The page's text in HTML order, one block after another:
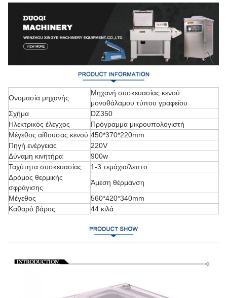
Ονομασία μηχανής
Μηχανή συσκευασίας κενού
μονοθάλαμου τύπου γραφείου
Σχήμα
DZ350
Ηλεκτρικός έλεγχος
Πρόγραμμα μικρουπολογιστή
Μέγεθος αίθουσας κενού 450*370*220mm
Πηγή ενέργειας
220V
Δύναμη κινητήρα
900w
Ταχύτητα συσκευασίας
1-3 τεμάχια/λεπτο
Δρόμος θερμικής
σφράγισης
Άμεση θέρμανση
Μέγεθος
560*420*340mm
Καθαρό βάρος
44 κιλά